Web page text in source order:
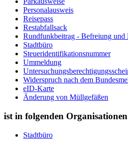
Personalausweis
Reisepass
Restabfallsack
Rundfunkbeitrag - Befreiung und
Stadtbüro
Steueridentifikationsnummer
Ummeldung
Widerspruch nach dem
eID-Karte
Änderung von Müllgefäßen
ist in folgenden
Stadtbüro